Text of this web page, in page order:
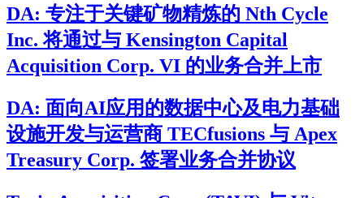
DA: 专注于关键矿物精炼的 Nth Cycle
Inc. 将通过与 Kensington Capital
Acquisition Corp. VI 的业务合并上市
DA: 面向AI应用的数据中心及电力基础
设施开发与运营商 TECfusions 与 Apex
Treasury Corp. 签署业务合并协议